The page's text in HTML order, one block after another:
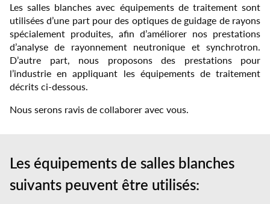
Les salles blanches avec équipements de traitement sont
utilisées d’une part pour des optiques de guidage de rayons
spécialement produites, afin d’améliorer nos prestations
d’analyse de rayonnement neutronique et synchrotron.
D’autre part, nous proposons des prestations pour
l’industrie en appliquant les équipements de traitement
décrits ci-dessous.
Nous serons ravis de collaborer avec vous.
Les équipements de salles blanches
suivants peuvent être utilisés: